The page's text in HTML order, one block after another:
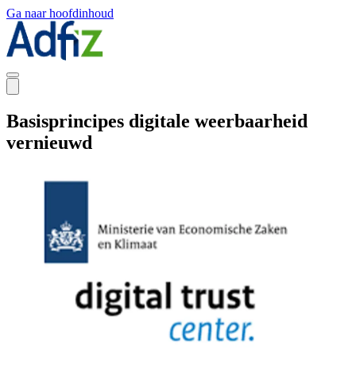
Ga naar hoofdinhoud
Basisprincipes digitale weerbaarheid
vernieuwd